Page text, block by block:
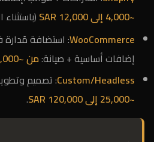
~4,000 إلى 12,000 SAR
(باستثناء
WooCommerce: استضافة
إضافات أساسية + صيانة:من ~5,000 إلى 15,000 SAR
Custom/Headless: تصميم
~25,000 إلى 120,000 SAR
.